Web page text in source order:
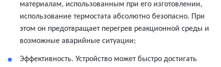
материалам, использованным при его изготовлении,
использование термостата абсолютно безопасно. При
этом он предотвращает перегрев реакционной среды и
возможные аварийные ситуации;
Эффективность. Устройство может быстро достигать